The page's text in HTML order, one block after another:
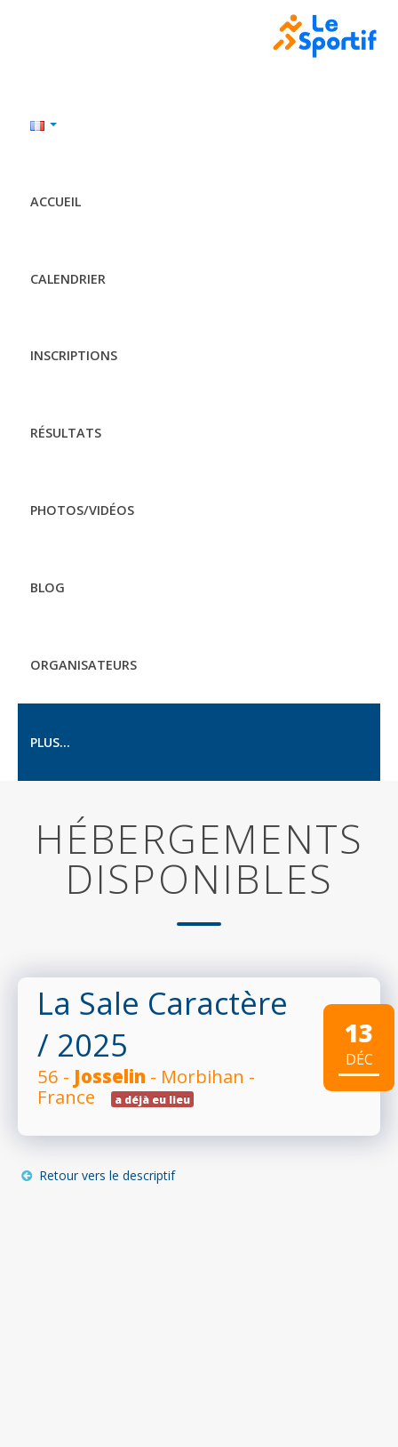
ACCUEIL
CALENDRIER
INSCRIPTIONS
RÉSULTATS
PHOTOS/VIDÉOS
BLOG
ORGANISATEURS
PLUS...
HÉBERGEMENTS
DISPONIBLES
La Sale Caractère
/ 2025
56 - Josselin - Morbihan -
France
a déjà eu lieu
13
DÉC
Retour vers le descriptif